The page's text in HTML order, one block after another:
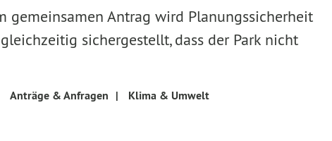
gemeinsamen Antrag wird Planungssicherheit
sichergestellt, dass der Park nicht
Anträge & Anfragen | Klima & Umwelt